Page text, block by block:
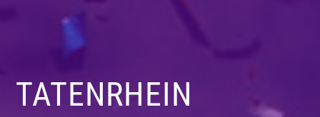
TATENRHEIN